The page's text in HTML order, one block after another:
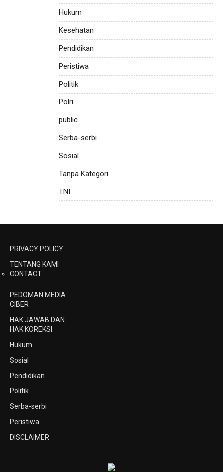
Hukum
Kesehatan
Pendidikan
Peristiwa
Politik
Polri
public
Serba-serbi
Sosial
Tanpa Kategori
TNI
PRIVACY POLICY
TENTANG KAMI
CONTACT
PEDOMAN MEDIA
CIBER
HAK JAWAB DAN
HAK KOREKSI
Hukum
Sosial
Pendidikan
Politik
Serba-serbi
Peristiwa
DISCLAIMER